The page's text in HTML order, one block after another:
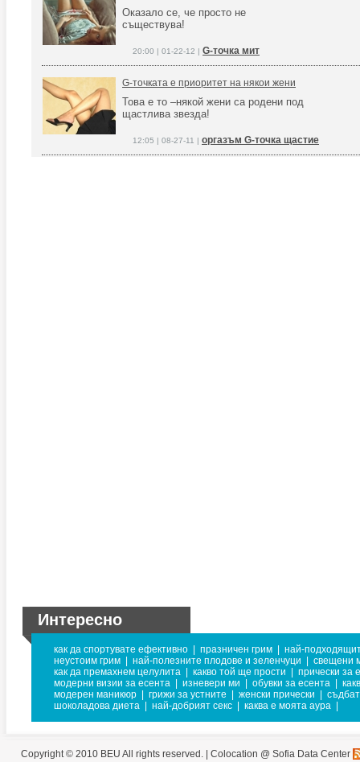
Оказало се, че просто не
съществува!
20:00 | 01-22-12 | G-точка мит
G-точката е приоритет на някои жени
Това е то –някой жени са родени под
щастлива звезда!
12:05 | 08-27-11 | оргазъм G-точка щастие
Интересно
как да спортувате ефективно празничен грим
най-
неустоим грим
най-полезните плодове и зеленчуци
свещени
как да премахнем целулита
какво той ще прости
прически за
модерни визии за есента
изневери ми обувки за есента
модерен маникюр
грижи за устните женски прически
шоколадова диета
най-добрият секс каква е моята аура
Copyright © 2010 BEU All rights reserved. | Colocation @ Sofia Data Center